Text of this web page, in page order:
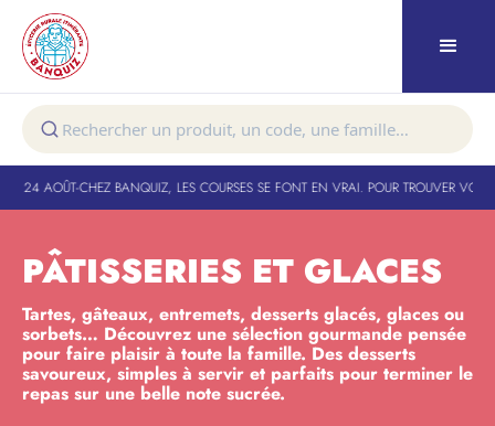
AOÛT-CHEZ BANQUIZ, LES COURSES SE FONT EN VRAI. POUR TROUVER VOTRE
PÂTISSERIES ET GLACES
Tartes, gâteaux, entremets, desserts glacés, glaces ou
sorbets… Découvrez une sélection gourmande pensée
pour faire plaisir à toute la famille. Des desserts
savoureux, simples à servir et parfaits pour terminer le
repas sur une belle note sucrée.